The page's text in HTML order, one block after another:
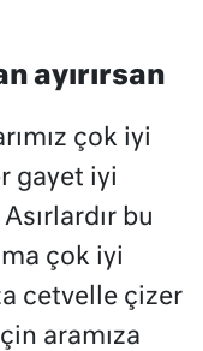
ayırırsan
çok iyi
gayet iyi
bu
çok iyi
cetvelle çizer
aramıza